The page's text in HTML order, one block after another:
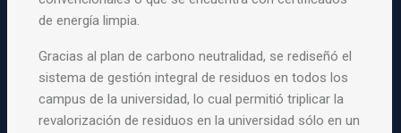
de energía limpia.
Gracias al plan de carbono neutralidad, se rediseñó el
sistema de gestión integral de residuos en todos los
campus de la universidad, lo cual permitió triplicar la
revalorización de residuos en la universidad sólo en un